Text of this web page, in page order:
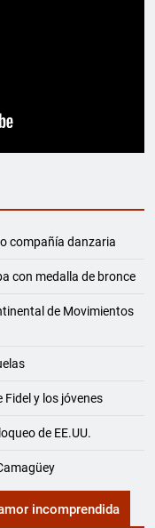
compañía danzaria
con medalla de bronce
de Movimientos
Fidel y los jóvenes
de EE.UU.
incomprendida